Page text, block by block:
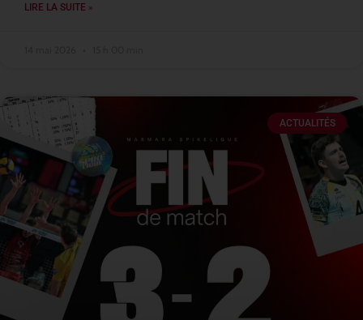
LIRE LA SUITE »
ACTUALITÉS